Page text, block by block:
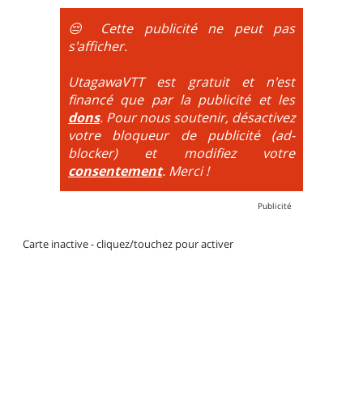
obligatoire.
DH / Gravity : Seule la descente se passe sur le vélo.
La montée est faite via navette ou remontée
mécanique. La difficulté de la descente est indiquée
par des couleurs lorsqu'il s'agit de bikeparks. Vélo
tout suspendu et protections du corps obligatoires.
😔 Cette publicité ne peut pas
s'afficher.
UtagawaVTT est gratuit et n'est
financé que par la publicité et les
dons. Pour nous soutenir, désactivez
votre bloqueur de publicité (ad-
blocker) et modifiez votre
consentement. Merci !